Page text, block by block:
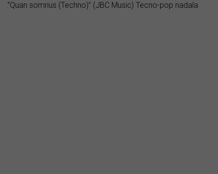
“Quan somrius (Techno)” (JBC Music) Tecno-pop nadala